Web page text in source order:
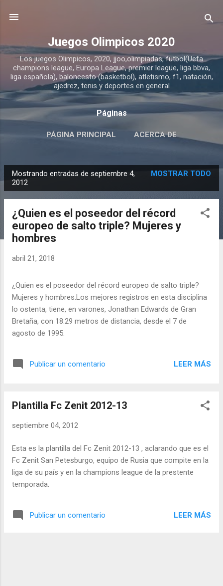
Juegos Olimpicos 2020
Los juegos Olimpicos, 2020, jjoo,olimpiadas, futbol(Uefa
champions league, Europa League, premier league, liga bbva,
liga española), baloncesto (basketbol), atletismo, f1, natación,
ajedrez, tenis y deportes en general
Páginas
PÁGINA PRINCIPAL ACERCA DE
n
Mostrando entradas de septiembre 4,
2012
MOSTRAR TODO
¿Quien es el poseedor del récord
europeo de salto triple? Mujeres y
hombres
abril 21, 2018
¿Quien es el poseedor del récord europeo de salto triple?
Mujeres y hombres.Los mejores registros en esta disciplina
lo ostenta, tiene, en varones, Jonathan Edwards de Gran
Bretaña, con 18.29 metros de distancia, desde el 7 de
agosto de 1995.
Publicar un comentario LEER MÁS
Plantilla Fc Zenit 2012-13
septiembre 04, 2012
Esta es la plantilla del Fc Zenit 2012-13 , aclarando que es el
Fc Zenit San Petesburgo, equipo de Rusia que compite en la
liga de su país y en la champions league de la prestente
temporada.
Publicar un comentario LEER MÁS